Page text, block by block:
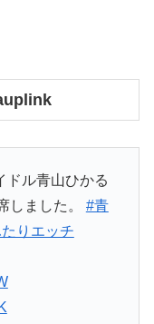
ドル青山ひかる
しました。 #青
りエッチ